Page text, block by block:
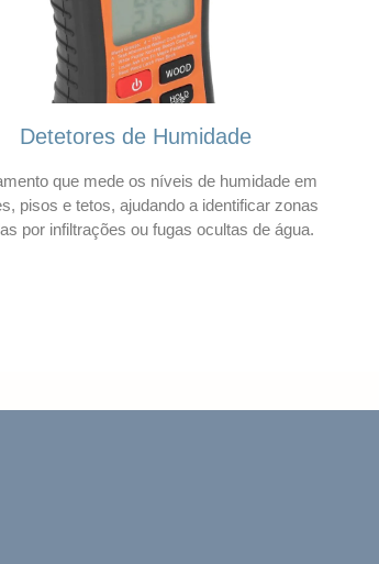
Detetores de Humidade
que mede os níveis de humidade em
pisos e tetos, ajudando a identificar zonas
por infiltrações ou fugas ocultas de água.